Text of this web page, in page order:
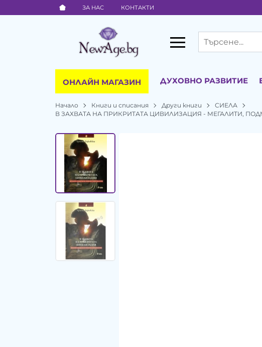
ЗА НАС КОНТАКТИ
ОНЛАЙН МАГАЗИН ДУХОВНО РАЗВИТИЕ
Начало Книги и списания Други книги
СИЕЛА
В ЗАХВАТА НА ПРИКРИТАТА ЦИВИЛИЗАЦИЯ - МЕГАЛИТИ,